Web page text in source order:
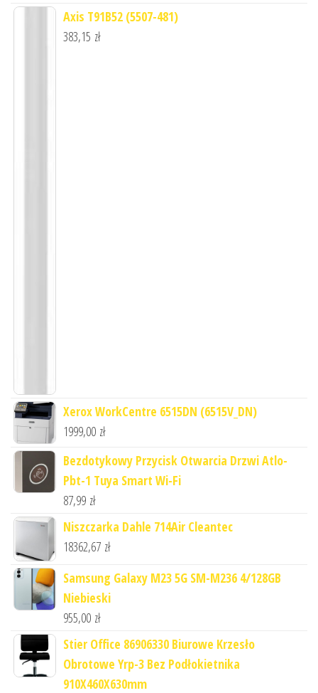
Axis T91B52 (5507-481)
383,15 zł
Xerox WorkCentre 6515DN (6515V_DN)
1999,00 zł
Bezdotykowy Przycisk Otwarcia Drzwi Atlo-
Pbt-1 Tuya Smart Wi-Fi
87,99 zł
Niszczarka Dahle 714Air Cleantec
18362,67 zł
Samsung Galaxy M23 5G SM-M236 4/128GB
Niebieski
955,00 zł
Stier Office 86906330 Biurowe Krzesło
Obrotowe Yrp-3 Bez Podłokietnika
910X460X630mm